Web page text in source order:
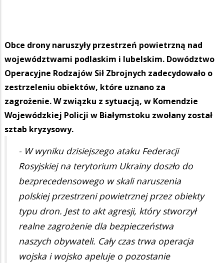
Obce drony naruszyły przestrzeń powietrzną nad
województwami podlaskim i lubelskim. Dowództwo
Operacyjne Rodzajów Sił Zbrojnych zadecydowało o
zestrzeleniu obiektów, które uznano za
zagrożenie. W związku z sytuacją, w Komendzie
Wojewódzkiej Policji w Białymstoku zwołany został
sztab kryzysowy.
- W wyniku dzisiejszego ataku Federacji
Rosyjskiej na terytorium Ukrainy doszło do
bezprecedensowego w skali naruszenia
polskiej przestrzeni powietrznej przez obiekty
typu dron. Jest to akt agresji, który stworzył
realne zagrożenie dla bezpieczeństwa
naszych obywateli. Cały czas trwa operacja
wojska i wojsko apeluje o pozostanie